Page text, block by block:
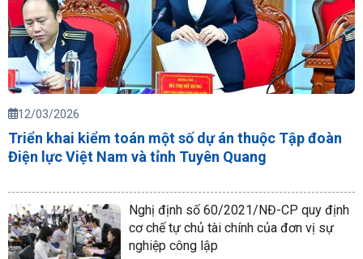
12/03/2026
Triển khai kiểm toán một số dự án thuộc Tập đoàn
Điện lực Việt Nam và tỉnh Tuyên Quang
Nghị định số 60/2021/NĐ-CP quy định
cơ chế tự chủ tài chính của đơn vị sự
nghiệp công lập